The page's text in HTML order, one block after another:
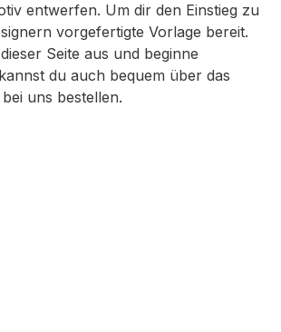
entwerfen. Um dir den Einstieg zu
vorgefertigte Vorlage bereit.
Seite aus und beginne
du auch bequem über das
uns bestellen.